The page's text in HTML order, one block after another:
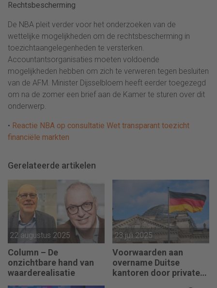
Rechtsbescherming
De NBA pleit verder voor het onderzoeken van de
wettelijke mogelijkheden om de rechtsbescherming in
toezichtaangelegenheden te versterken.
Accountantsorganisaties moeten voldoende
mogelijkheden hebben om zich te verweren tegen besluiten
van de AFM. Minister Dijsselbloem heeft eerder toegezegd
om na de zomer een brief aan de Kamer te sturen over dit
onderwerp.
• Reactie NBA op consultatie Wet transparant toezicht
financiële markten
Gerelateerde artikelen
22 augustus 2025
Column – De
onzichtbare hand van
waarderealisatie
23 juli 2025
Voorwaarden aan
overname Duitse
kantoren door private